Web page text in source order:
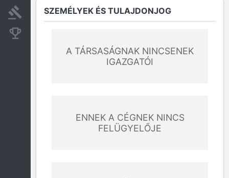
Bírósági eljárások
SZEMÉLYEK ÉS TULAJDONJOG
A TÁRSASÁGNAK NINCSENEK
IGAZGATÓI
ENNEK A CÉGNEK NINCS
FELÜGYELŐJE